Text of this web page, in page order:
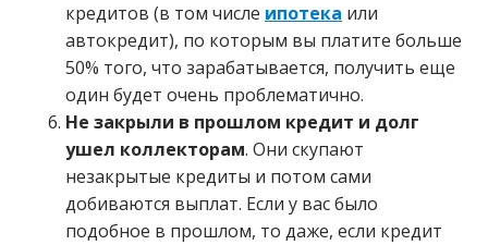
кредитов (в том числе ипотека или
автокредит), по которым вы платите больше
50% того, что зарабатывается, получить еще
один будет очень проблематично.
Не закрыли в прошлом кредит и долг
ушел коллекторам. Они скупают
незакрытые кредиты и потом сами
добиваются выплат. Если у вас было
подобное в прошлом, то даже, если кредит